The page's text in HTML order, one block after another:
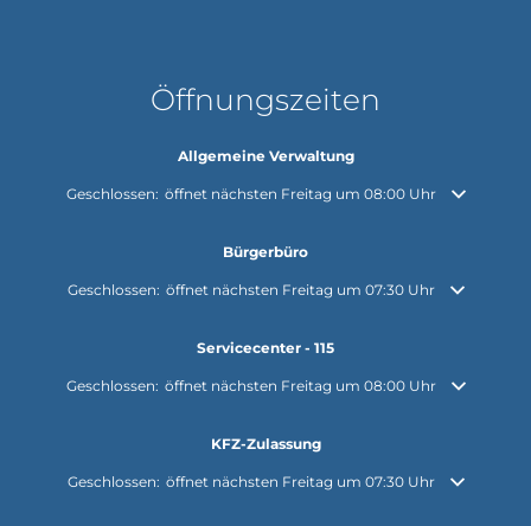
Öffnungszeiten
Allgemeine Verwaltung
Klicken, um weitere Öffnungs- oder Schließzeiten auszublenden
Geschlossen: öffnet nächsten Freitag um 08:00 Uhr
Bürgerbüro
Klicken, um weitere Öffnungs- oder Schließzeiten auszublenden
Geschlossen: öffnet nächsten Freitag um 07:30 Uhr
Servicecenter - 115
Klicken, um weitere Öffnungs- oder Schließzeiten auszublenden
Geschlossen: öffnet nächsten Freitag um 08:00 Uhr
KFZ-Zulassung
Klicken, um weitere Öffnungs- oder Schließzeiten auszublenden
Geschlossen: öffnet nächsten Freitag um 07:30 Uhr